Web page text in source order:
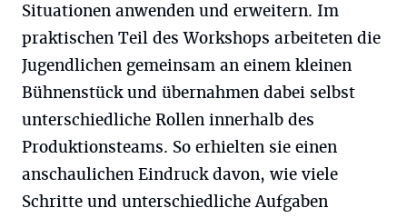
Situationen anwenden und erweitern. Im
praktischen Teil des Workshops arbeiteten die
Jugendlichen gemeinsam an einem kleinen
Bühnenstück und übernahmen dabei selbst
unterschiedliche Rollen innerhalb des
Produktionsteams. So erhielten sie einen
anschaulichen Eindruck davon, wie viele
Schritte und unterschiedliche Aufgaben